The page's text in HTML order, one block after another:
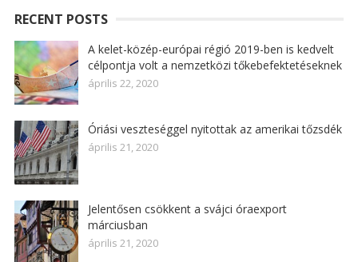
RECENT POSTS
A kelet-közép-európai régió 2019-ben is kedvelt
célpontja volt a nemzetközi tőkebefektetéseknek
április 22, 2020
Óriási veszteséggel nyitottak az amerikai tőzsdék
április 21, 2020
Jelentősen csökkent a svájci óraexport
márciusban
április 21, 2020